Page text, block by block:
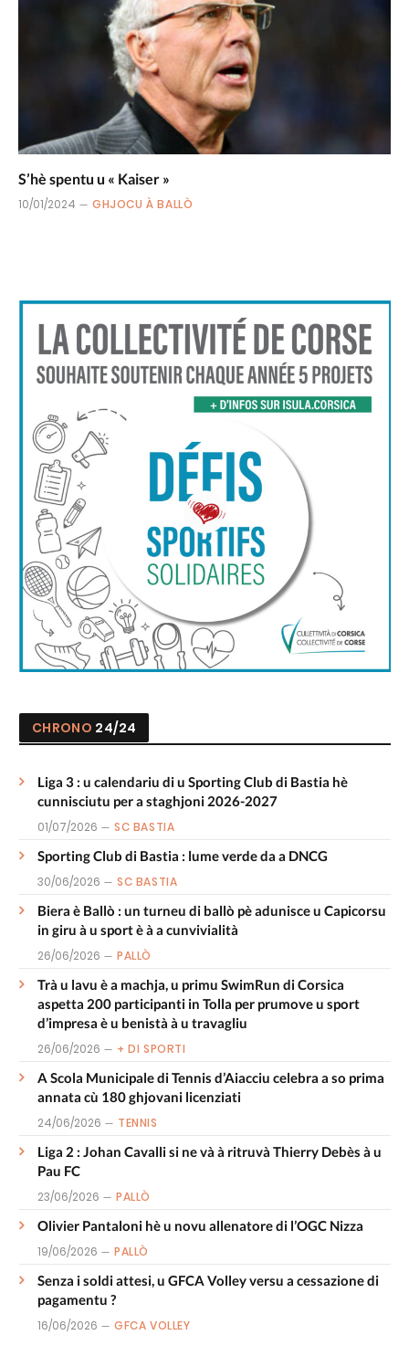
S’hè spentu u « Kaiser »
10/01/2024 GHJOCU À BALLÒ
CHRONO 24/24
Liga 3 : u calendariu di u Sporting Club di Bastia hè
cunnisciutu per a staghjoni 2026-2027
01/07/2026 SC BASTIA
Sporting Club di Bastia : lume verde da a DNCG
30/06/2026 SC BASTIA
Biera è Ballò : un turneu di ballò pè adunisce u Capicorsu
in giru à u sport è à a cunvivialità
26/06/2026 PALLÒ
Trà u lavu è a machja, u primu SwimRun di Corsica
aspetta 200 participanti in Tolla per prumove u sport
d’impresa è u benistà à u travagliu
26/06/2026 + DI SPORTI
A Scola Municipale di Tennis d’Aiacciu celebra a so prima
annata cù 180 ghjovani licenziati
24/06/2026 TENNIS
Liga 2 : Johan Cavalli si ne và à ritruvà Thierry Debès à u
Pau FC
23/06/2026 PALLÒ
Olivier Pantaloni hè u novu allenatore di l’OGC Nizza
19/06/2026 PALLÒ
Senza i soldi attesi, u GFCA Volley versu a cessazione di
pagamentu ?
16/06/2026 GFCA VOLLEY